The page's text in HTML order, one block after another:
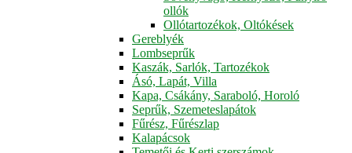
ollók
Ollótartozékok, Oltókések
Gereblyék
Lombseprűk
Kaszák, Sarlók, Tartozékok
Ásó, Lapát, Villa
Kapa, Csákány, Saraboló, Horoló
Seprűk, Szemeteslapátok
Fűrész, Fűrészlap
Kalapácsok